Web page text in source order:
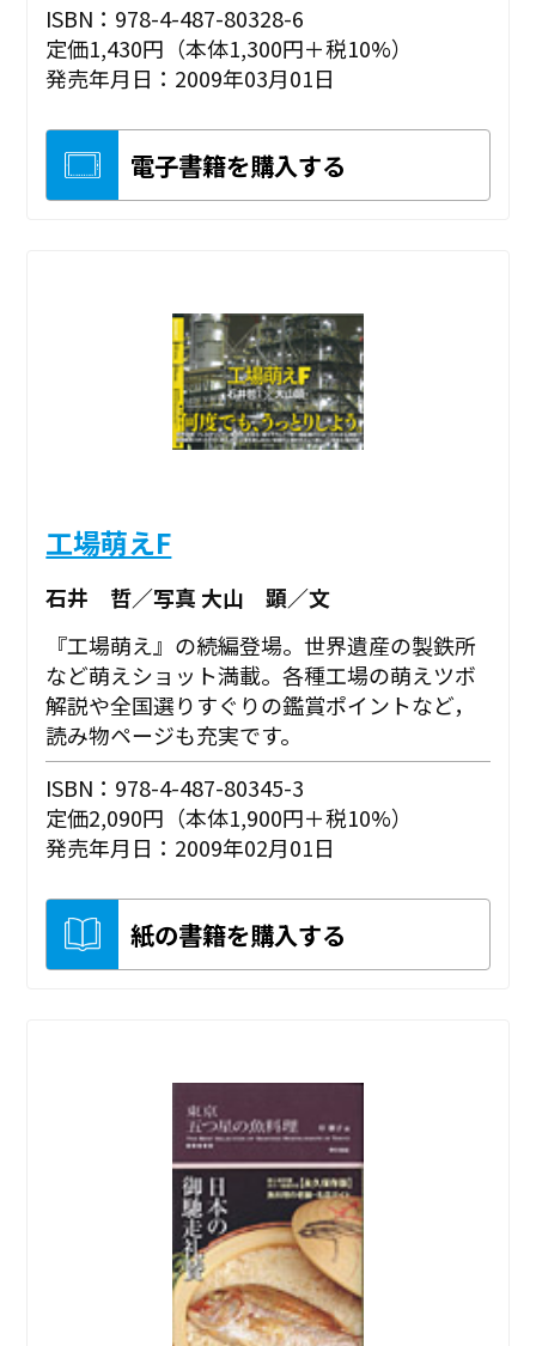
ISBN：978-4-487-80328-6
定価1,430円（本体1,300円＋税10%）
発売年月日：2009年03月01日
電子書籍を購入する
工場萌えF
石井 哲／写真 大山 顕／文
『工場萌え』の続編登場。世界遺産の製鉄所
など萌えショット満載。各種工場の萌えツボ
解説や全国選りすぐりの鑑賞ポイントなど，
読み物ページも充実です。
ISBN：978-4-487-80345-3
定価2,090円（本体1,900円＋税10%）
発売年月日：2009年02月01日
紙の書籍を購入する